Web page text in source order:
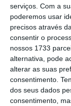
serviços. Com a
poderemos usar
precisos através
consentir o
nossos 1733
alternativa, pode
alterar as suas
consentimento.
dos seus dados
consentimento,
E se me
acontece?
11 de 11